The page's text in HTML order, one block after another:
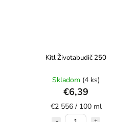
Kitl Životabudič 250
Skladom (4 ks)
€6,39
€2 556 / 100 ml